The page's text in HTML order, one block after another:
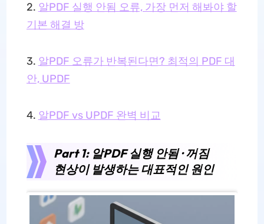
2. 알PDF 실행 안됨 오류, 가장 먼저 해봐야 할
기본 해결 방
3. 알PDF 오류가 반복된다면? 최적의 PDF 대
안, UPDF
4. 알PDF vs UPDF 완벽 비교
Part 1: 알PDF 실행 안됨 · 꺼짐
현상이 발생하는 대표적인 원인